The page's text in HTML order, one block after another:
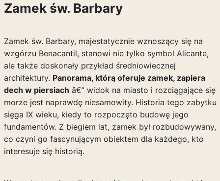
Zamek św. Barbary
Zamek św. Barbary, majestatycznie wznoszący się na
wzgórzu Benacantil, stanowi nie tylko symbol Alicante,
ale także doskonały przykład średniowiecznej
architektury. Panorama, którą oferuje zamek, zapiera
dech w piersiach â€” widok na miasto i rozciągające się
morze jest naprawdę niesamowity. Historia tego zabytku
sięga IX wieku, kiedy to rozpoczęto budowę jego
fundamentów. Z biegiem lat, zamek był rozbudowywany,
co czyni go fascynującym obiektem dla każdego, kto
interesuje się historią.